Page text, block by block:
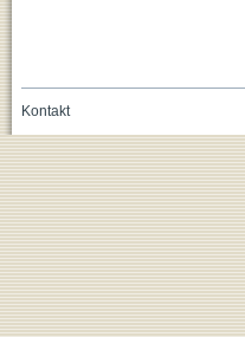
Kontakt